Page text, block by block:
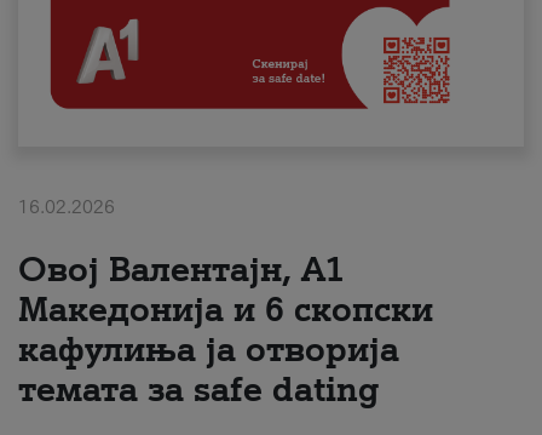
Поддршка
Надополни кредит
Плати сметка
#ПодобарОнлајн
16.02.2026
Овој Валентајн, A1
Македонија и 6 скопски
кафулиња ја отворија
темата за safe dating